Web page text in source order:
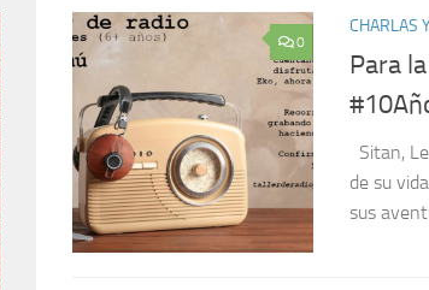
0
CHARLAS
Para
Sitan,
de su
sus